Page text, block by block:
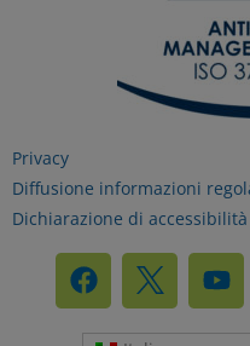
Privacy
Diffusione informazioni
Dichiarazione di
Per maggiori
Informativa sui
RIFIUTA TUTTI
GESTISCI I TUOI